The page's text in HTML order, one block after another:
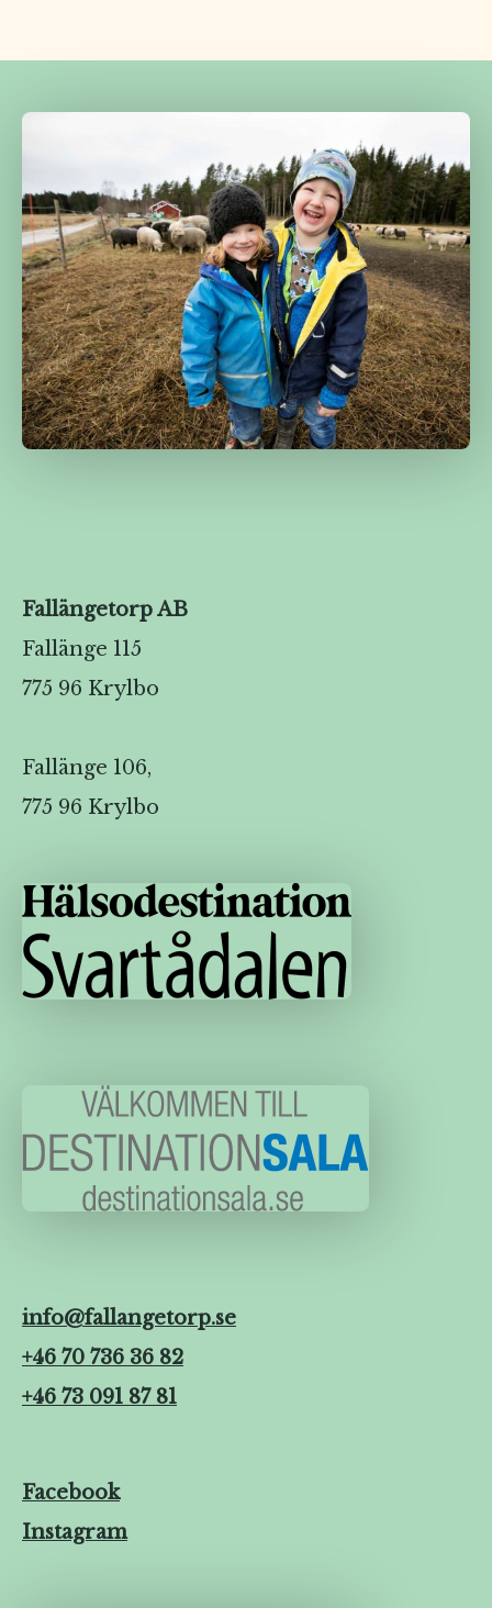
Fallängetorp AB
Fallänge 115
775 96 Krylbo
Fallänge 106,
775 96 Krylbo
info@fallangetorp.se
+46 70 736 36 82
+46 73 091 87 81
Facebook
Instagram